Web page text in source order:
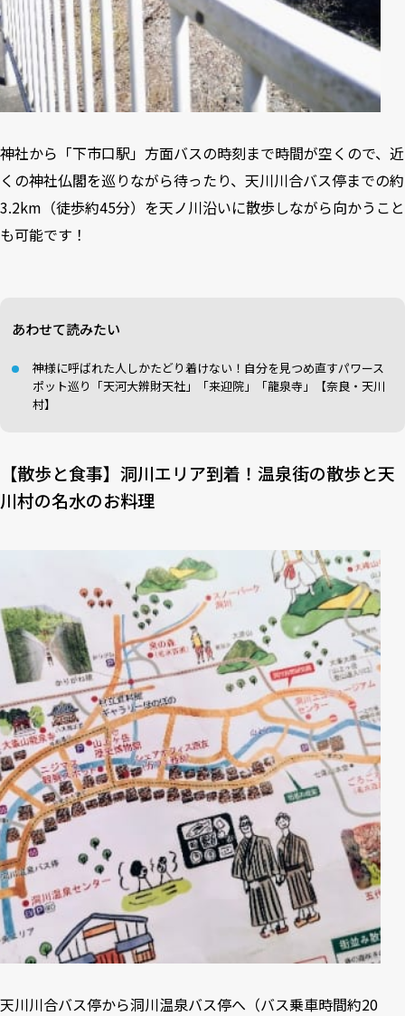
神社から「下市口駅」方面バスの時刻まで時間が空くので、近
くの神社仏閣を巡りながら待ったり、天川川合バス停までの約
3.2km（徒歩約45分）を天ノ川沿いに散歩しながら向かうこと
も可能です！
あわせて読みたい
神様に呼ばれた人しかたどり着けない！自分を見つめ直すパワース
ポット巡り「天河大辨財天社​」「来迎院」「龍泉寺」【奈良・天川
村】
【散歩と食事】洞川エリア到着！温泉街の散歩と天
川村の名水のお料理
天川川合バス停から洞川温泉バス停へ（バス乗車時間約20